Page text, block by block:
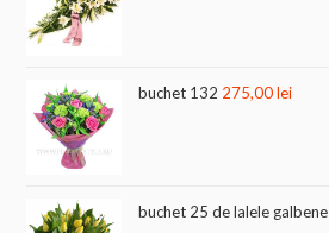
buchet 132 275,00lei
buchet 25 de lalele galbene